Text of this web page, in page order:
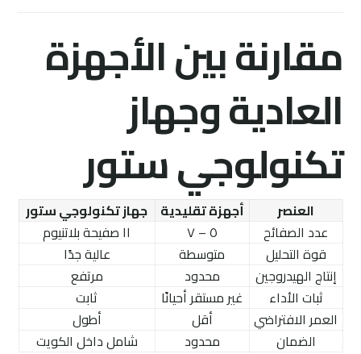
مقارنة بين الأجهزة
العادية وجهاز
تكنولوجي ستور
العنصر أجهزة تقليدية جهاز تكنولوجي ستور
عدد الصفائح
٥ – ٧
١١ صفيحة بلاتنيوم
قوة التحليل
متوسطة
عالية جدًا
إنتاج الهيدروجين
محدود
مرتفع
ثبات الأداء
غير مستقر أحيانًا
ثابت
العمر الافتراضي
أقل
أطول
الضمان
محدود شامل داخل الكويت